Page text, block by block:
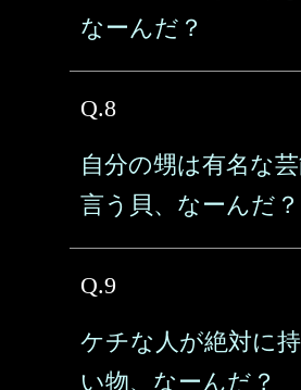
なーんだ？
Q.8
自分の甥は有名な
言う貝、なーんだ？
Q.9
ケチな人が絶対に
い物、なーんだ？